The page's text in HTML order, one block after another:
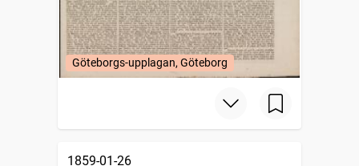
Göteborgs-upplagan, Göteborg
1859-01-26